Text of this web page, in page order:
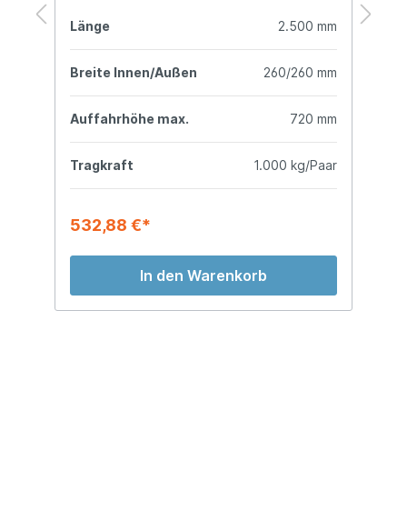
Länge 2.500 mm
Breite Innen/Außen 260/260 mm
Auffahrhöhe max. 720 mm
Tragkraft 1.000 kg/Paar
532,88 €*
In den Warenkorb